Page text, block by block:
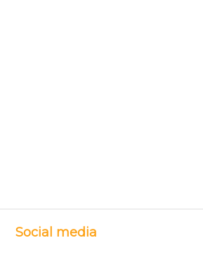
Social media